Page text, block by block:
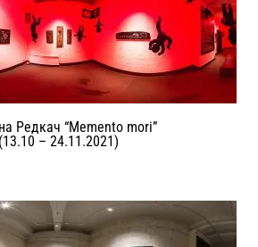
Редкач “Memento mori”
(13.10 – 24.11.2021)